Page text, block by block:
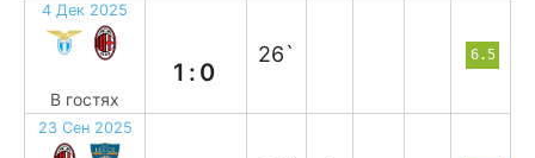
4 Дек 2025
В гостях
1:0
26` 6.5
23 Сен 2025